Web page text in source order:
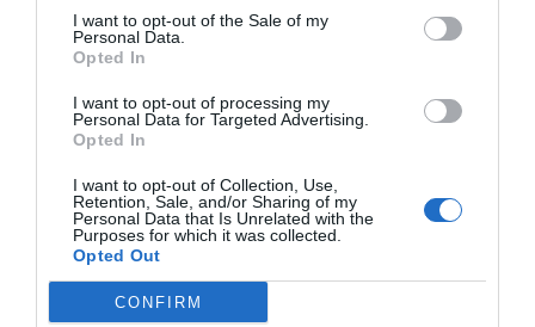
I want to opt-out of the Sale of my
Personal Data.
Opted In
I want to opt-out of processing my
Personal Data for Targeted Advertising.
Opted In
I want to opt-out of Collection, Use,
Retention, Sale, and/or Sharing of my
Personal Data that Is Unrelated with the
Purposes for which it was collected.
Opted Out
CONFIRM
21:00
27°C
22:00
27°C
23:00
26°C
00:00
26°C
02:00
25°C
Senaste nytt
11:25 NYHETER
Vattenrutschkanan hålls stängd på Norrtälje
badhus